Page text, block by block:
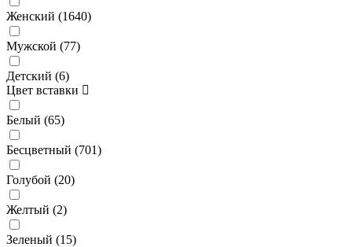
Женский (1640)
Мужской (77)
Детский (6)
Цвет вставки
Белый (65)
Бесцветный (701)
Голубой (20)
Желтый (2)
Зеленый (15)